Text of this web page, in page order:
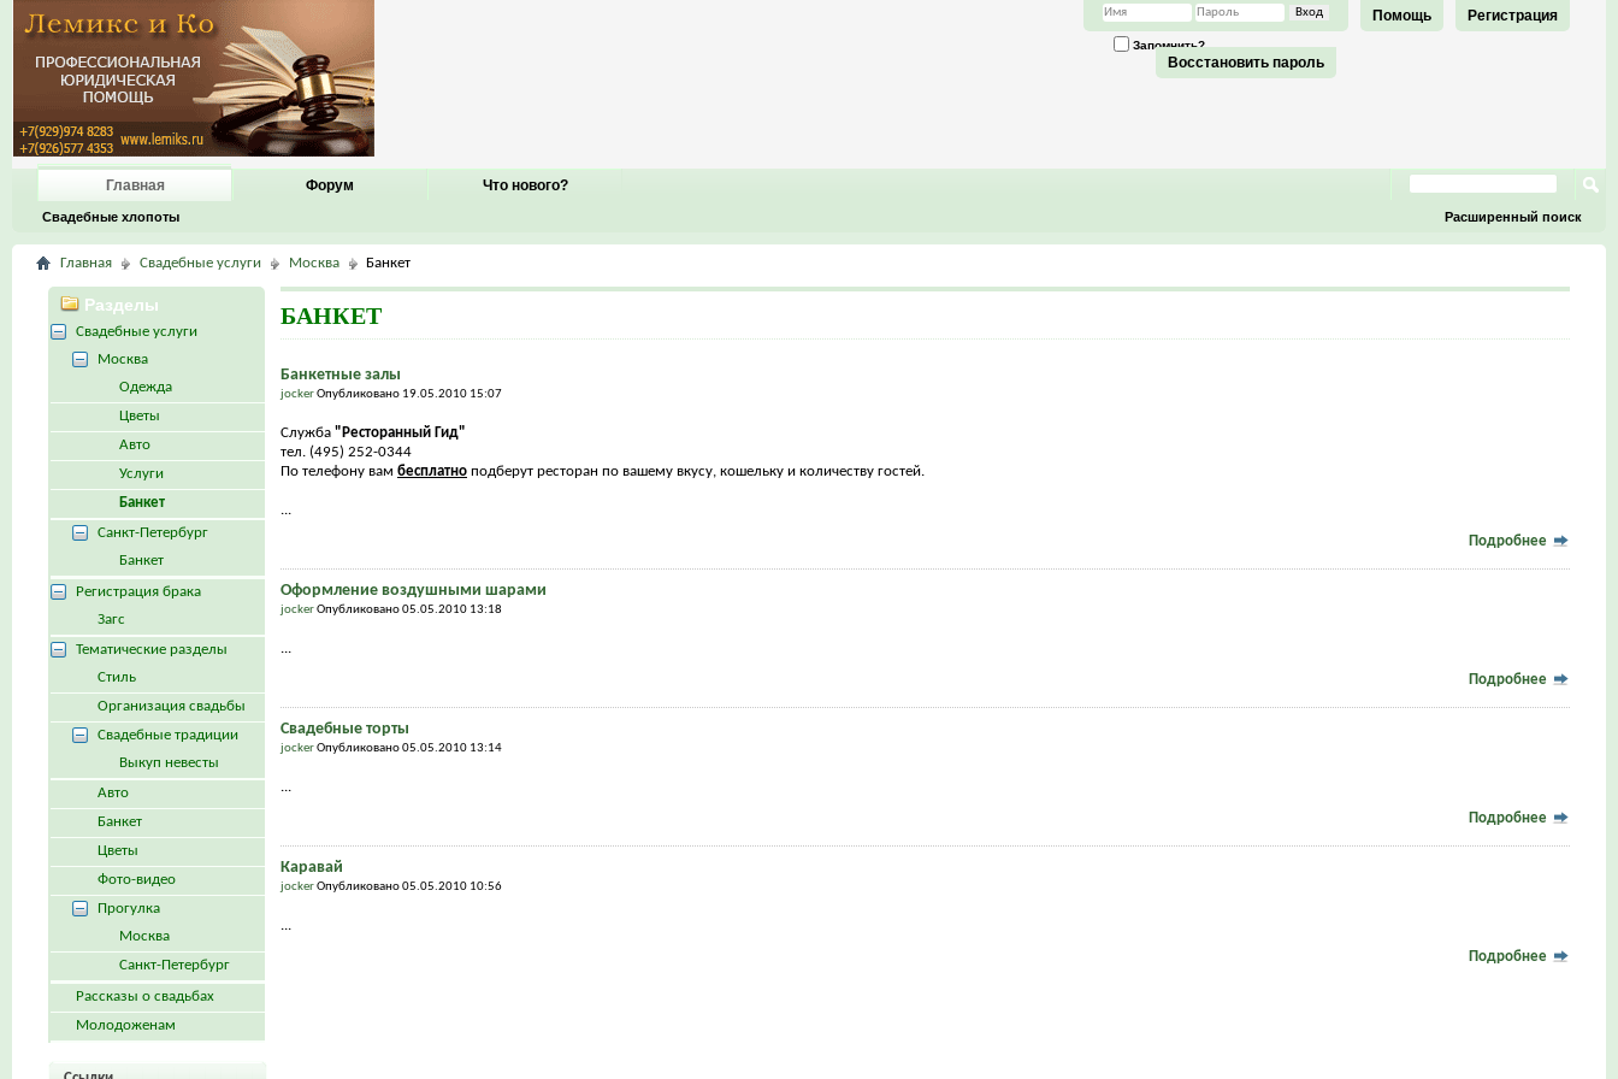
Регистрация
Помощь
Запомнить?
Восстановить пароль
Главная
Свадебные хлопоты
Форум Что нового?
Расширенный поиск
Главная Свадебные услуги Москва Банкет
БАНКЕТ
Банкетные залы
jockerОпубликовано 19.05.2010 15:07
Служба "Ресторанный Гид"
тел. (495) 252-0344
По телефону вам бесплатноподберут ресторан по вашему вкусу, кошельку и количеству гостей.
...
Подробнее
Оформление воздушными шарами
jockerОпубликовано 05.05.2010 13:18
...
Подробнее
Свадебные торты
jockerОпубликовано 05.05.2010 13:14
...
Подробнее
Каравай
jockerОпубликовано 05.05.2010 10:56
...
Подробнее
Разделы
Свадебные услуги
Москва
Одежда
Цветы
Авто
Услуги
Банкет
Санкт-Петербург
Банкет
Регистрация брака
Загс
Тематические разделы
Стиль
Организация свадьбы
Свадебные традиции
Выкуп невесты
Авто
Банкет
Цветы
Фото-видео
Прогулка
Москва
Санкт-Петербург
Рассказы о свадьбах
Молодоженам